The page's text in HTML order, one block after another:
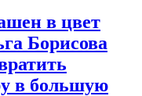
в цвет
Борисова
в большую